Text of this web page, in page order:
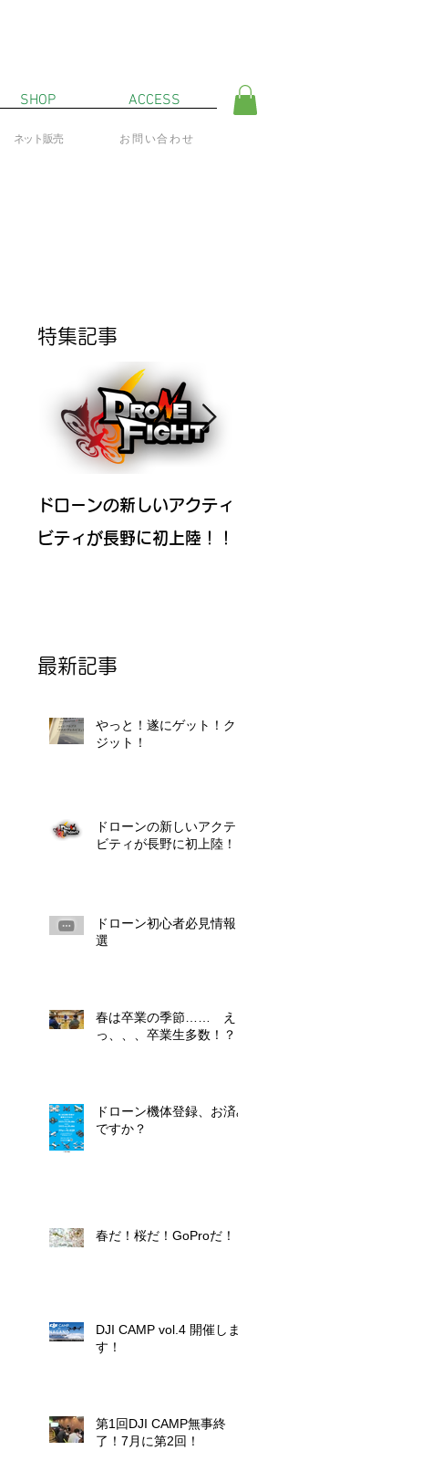
SHOP ACCESS
​ネット販売 お問い合わせ
特集記事
ドローンの新しいアクティ
ビティが長野に初上陸！！
最新記事
やっと！遂にゲット！クレ
ジット！
ドローンの新しいアクティ
ビティが長野に初上陸！！
ドローン初心者必見情報５
選
春は卒業の季節…… え
っ、、、卒業生多数！？
ドローン機体登録、お済み
ですか？
春だ！桜だ！GoProだ！
DJI CAMP vol.4 開催しま
す！
第1回DJI CAMP無事終
了！7月に第2回！